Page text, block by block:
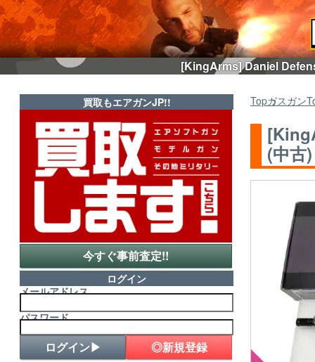
[KingArms] Daniel
Topガスガン
(中古)
買取もエアガンJP!!
今すぐ事前査定!!
ログイン
メールアドレス
パスワード
◎新規登録